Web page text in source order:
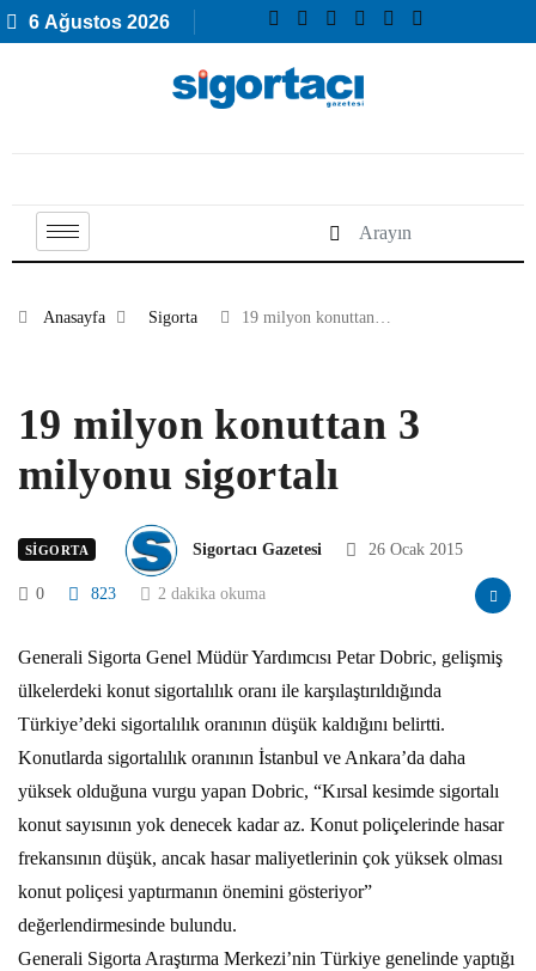
6 Ağustos 2026
Anasayfa Sigorta 19 milyon konuttan…
19 milyon konuttan 3
milyonu sigortalı
SIGORTA Sigortacı Gazetesi 26 Ocak 2015
0 823 2 dakika okuma
Generali Sigorta Genel Müdür Yardımcısı Petar Dobric, gelişmiş
ülkelerdeki konut sigortalılık oranı ile karşılaştırıldığında
Türkiye’deki sigortalılık oranının düşük kaldığını belirtti.
Konutlarda sigortalılık oranının İstanbul ve Ankara’da daha
yüksek olduğuna vurgu yapan Dobric, “Kırsal kesimde sigortalı
konut sayısının yok denecek kadar az. Konut poliçelerinde hasar
frekansının düşük, ancak hasar maliyetlerinin çok yüksek olması
konut poliçesi yaptırmanın önemini gösteriyor”
değerlendirmesinde bulundu.
Generali Sigorta Araştırma Merkezi’nin Türkiye genelinde yaptığı